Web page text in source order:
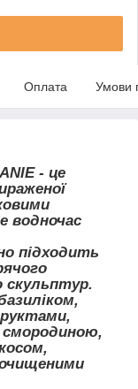
Оплата Умови
- це
водночас
підходить
скульптур.